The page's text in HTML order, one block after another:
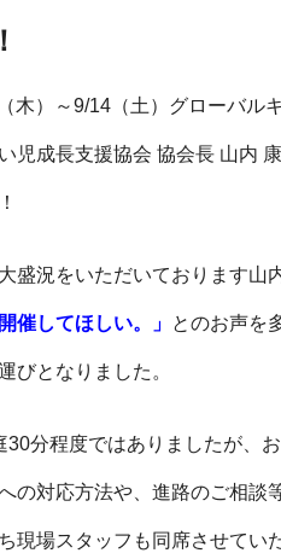
木）～9/14（土）グローバル
児成長支援協会 協会長 山内
盛況をいただいております山
催してほしい。」 とのお声を
びとなりました。
30分程度ではありましたが、
の対応方法や、進路のご相談
現場スタッフも同席させてい